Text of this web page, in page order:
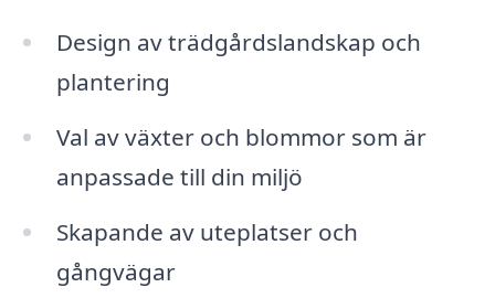
Design av trädgårdslandskap och
plantering
Val av växter och blommor som är
anpassade till din miljö
Skapande av uteplatser och
gångvägar